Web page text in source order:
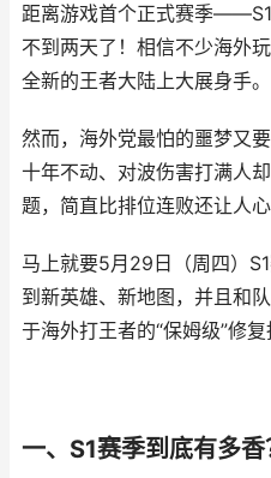
距离游戏首个正式赛季
不到两天了！相信不少海外
全新的王者大陆上大展身手。
然而，海外党最怕的噩梦又
十年不动、对波伤害打满人
题，简直比排位连败还让人心
马上就要5月29日（周四）
到新英雄、新地图，并且和
于海外打王者的“保姆级”修
一、S1赛季到底有多香